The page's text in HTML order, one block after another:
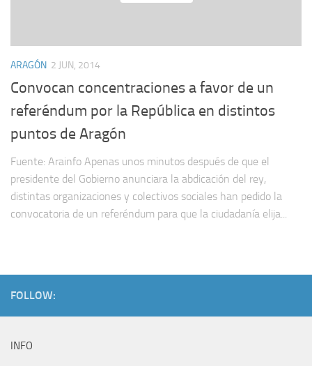
ARAGÓN 2 JUN, 2014
Convocan concentraciones a favor de un
referéndum por la República en distintos
puntos de Aragón
Fuente: Arainfo Apenas unos minutos después de que el
presidente del Gobierno anunciara la abdicación del rey,
distintas organizaciones y colectivos sociales han pedido la
convocatoria de un referéndum para que la ciudadanía elija...
FOLLOW:
INFO